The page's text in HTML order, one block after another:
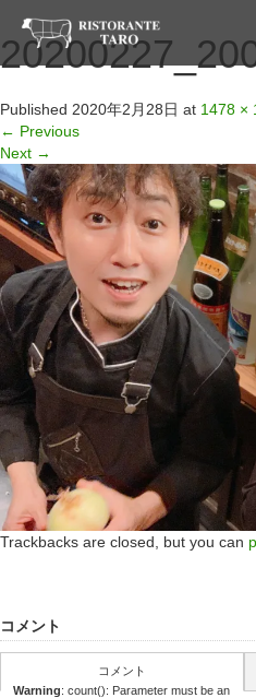
Published 2020年2月28日 at 1478 ×
← Previous
Next →
Trackbacks are closed, but you can
コメント
コメント
Warning: count(): Parameter must be an